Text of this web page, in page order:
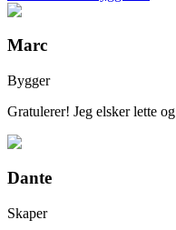
Marc
Bygger
Gratulerer! Jeg elsker lette
Dante
Skaper